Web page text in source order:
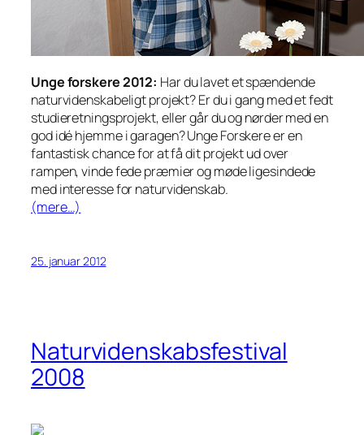
Unge forskere 2012: Har du lavet et spændende
naturvidenskabeligt projekt? Er du i gang med et fedt
studieretningsprojekt, eller går du og nørder med en
god idé hjemme i garagen? Unge Forskere er en
fantastisk chance for at få dit projekt ud over
rampen, vinde fede præmier og møde ligesindede
med interesse for naturvidenskab.
(mere…)
25. januar 2012
Naturvidenskabsfestival
2008